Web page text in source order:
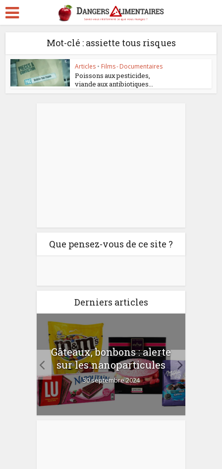
Mot-clé : assiette tous risques
Articles • Films - Documentaires
Poissons aux pesticides,
viande aux antibiotiques...
Que pensez-vous de ce site ?
Derniers articles
Gâteaux, bonbons : alerte
sur les nanoparticules
30 septembre 2024